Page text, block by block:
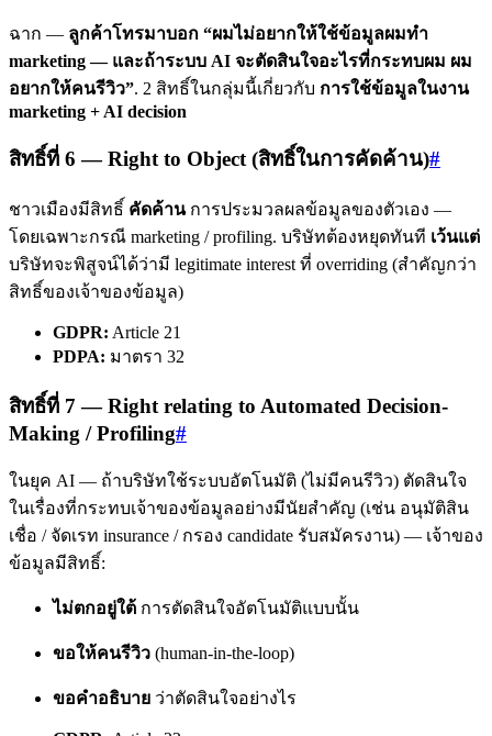
ฉาก — ลูกค้าโทรมาบอก “ผมไม่อยากให้ใช้ข้อมูลผมทำ
marketing — และถ้าระบบ AI จะตัดสินใจอะไรที่กระทบผม ผม
อยากให้คนรีวิว”. 2 สิทธิ์ในกลุ่มนี้เกี่ยวกับ การใช้ข้อมูลในงาน
marketing + AI decision
สิทธิ์ที่ 6 — Right to Object (สิทธิ์ในการคัดค้าน)#
ชาวเมืองมีสิทธิ์ คัดค้านการประมวลผลข้อมูลของตัวเอง —
โดยเฉพาะกรณี marketing / profiling. บริษัทต้องหยุดทันที เว้นแต่
บริษัทจะพิสูจน์ได้ว่ามี legitimate interest ที่ overriding (สำคัญกว่า
สิทธิ์ของเจ้าของข้อมูล)
GDPR: Article 21
PDPA: มาตรา 32
สิทธิ์ที่ 7 — Right relating to Automated Decision-
Making / Profiling#
ในยุค AI — ถ้าบริษัทใช้ระบบอัตโนมัติ (ไม่มีคนรีวิว) ตัดสินใจ
ในเรื่องที่กระทบเจ้าของข้อมูลอย่างมีนัยสำคัญ (เช่น อนุมัติสิน
เชื่อ / จัดเรท insurance / กรอง candidate รับสมัครงาน) — เจ้าของ
ข้อมูลมีสิทธิ์:
ไม่ตกอยู่ใต้ การตัดสินใจอัตโนมัติแบบนั้น
ขอให้คนรีวิว (human-in-the-loop)
ขอคำอธิบาย ว่าตัดสินใจอย่างไร